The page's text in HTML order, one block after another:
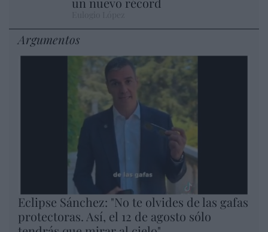
Argumentos
Eclipse Sánchez: "No te olvides de las gafas
protectoras. Así, el 12 de agosto sólo